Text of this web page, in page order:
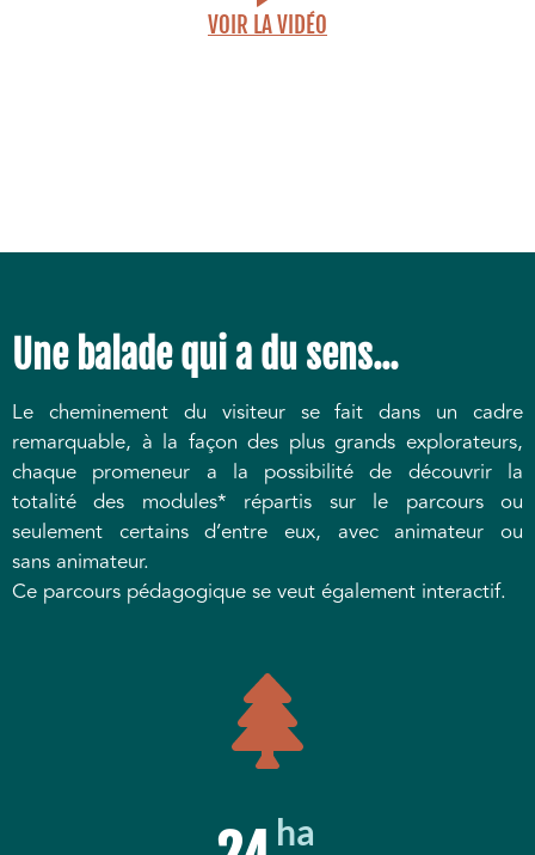
VOIR LA VIDÉO
Une balade qui a du sens...
Le cheminement du visiteur se fait dans un cadre
remarquable, à la façon des plus grands explorateurs,
chaque promeneur a la possibilité de découvrir la
totalité des modules* répartis sur le parcours ou
seulement certains d’entre eux, avec animateur ou
sans animateur.
Ce parcours pédagogique se veut également interactif.
ha